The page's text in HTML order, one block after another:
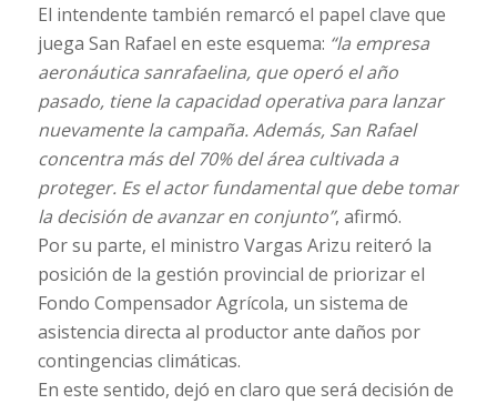
El intendente también remarcó el papel clave que
juega San Rafael en este esquema: “la empresa
aeronáutica sanrafaelina, que operó el año
pasado, tiene la capacidad operativa para lanzar
nuevamente la campaña. Además, San Rafael
concentra más del 70% del área cultivada a
proteger. Es el actor fundamental que debe tomar
la decisión de avanzar en conjunto”, afirmó.
Por su parte, el ministro Vargas Arizu reiteró la
posición de la gestión provincial de priorizar el
Fondo Compensador Agrícola, un sistema de
asistencia directa al productor ante daños por
contingencias climáticas.
En este sentido, dejó en claro que será decisión de